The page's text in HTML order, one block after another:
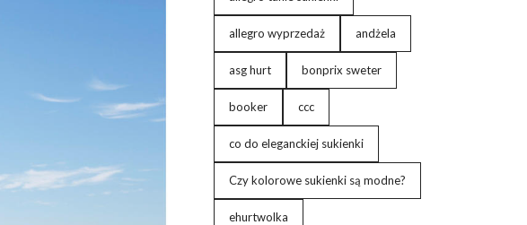
allegro wyprzedaż andżela
asg hurt bonprix sweter
booker ccc
co do eleganckiej sukienki
Czy kolorowe sukienki są modne?
ehurtwolka